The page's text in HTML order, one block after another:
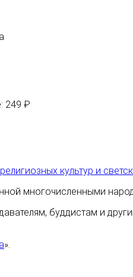
249 ₽
культур и
многочисленными
буддистам и
».